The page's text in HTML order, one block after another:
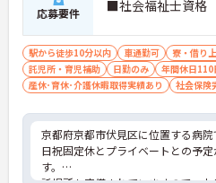
応募要件 ■社会福祉士資格
駅から徒歩10分以内 車通勤可 寮・借り
託児所・育児補助
日勤のみ 年間休日110
産休･育休･介護休暇取得実績あり
社会保険
京都府京都市伏見区に位置する病院
日祝固定休とプライベートとの予
す。